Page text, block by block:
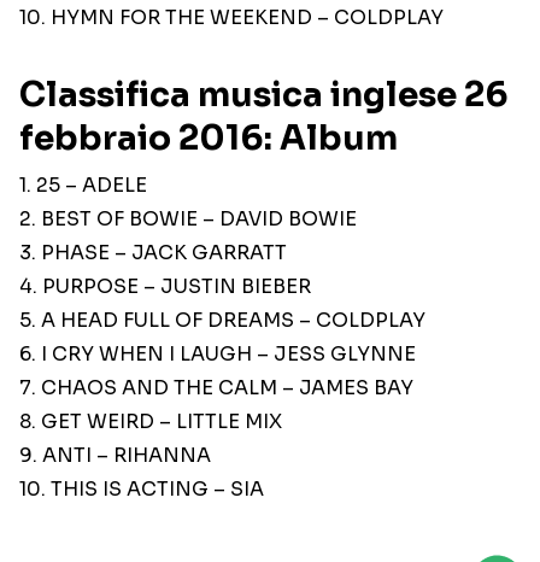
10. HYMN FOR THE WEEKEND – COLDPLAY
Classifica musica inglese 26
febbraio 2016: Album
1. 25 – ADELE
2. BEST OF BOWIE – DAVID BOWIE
3. PHASE – JACK GARRATT
4. PURPOSE – JUSTIN BIEBER
5. A HEAD FULL OF DREAMS – COLDPLAY
6. I CRY WHEN I LAUGH – JESS GLYNNE
7. CHAOS AND THE CALM – JAMES BAY
8. GET WEIRD – LITTLE MIX
9. ANTI – RIHANNA
10. THIS IS ACTING – SIA